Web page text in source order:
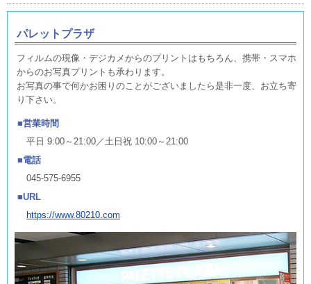
パレットプラザ
フィルムの現像・デジカメからのプリントはもちろん、携帯・スマホ
からのお写真プリントも承わります。
お写真の事で何かお困りのことがございましたら是非一度、お立ち寄
り下さい。
営業時間
平日 9:00～21:00／土日祝 10:00～21:00
電話
045-575-6955
URL
https://www.80210.com